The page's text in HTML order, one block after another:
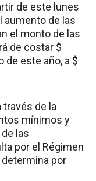
de este lunes
aumento de las
el monto de las
de costar $
de este año, a $
través de la
mínimos y
las
por el Régimen
por